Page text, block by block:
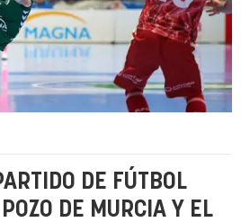
DE FÚTBOL
DE MURCIA Y EL